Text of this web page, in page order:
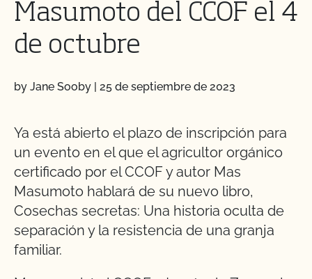
Masumoto del CCOF el 4
de octubre
by Jane Sooby | 25 de septiembre de 2023
Ya está abierto el plazo de inscripción para
un evento en el que el agricultor orgánico
certificado por el CCOF y autor Mas
Masumoto hablará de su nuevo libro,
Cosechas secretas: Una historia oculta de
separación y la resistencia de una granja
familiar.